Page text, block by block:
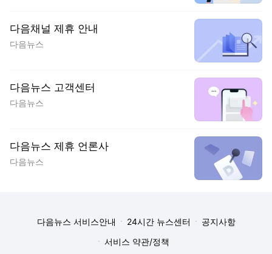
다음채널 제휴 안내
다음뉴스
다음뉴스 고객센터
다음뉴스
다음뉴스 제휴 언론사
다음뉴스
다음뉴스 서비스안내 24시간 뉴스센터
공지사항
서비스 약관/정책